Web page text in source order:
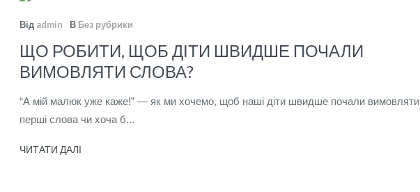
Від admin В Без рубрики
ЩО РОБИТИ, ЩОБ ДІТИ ШВИДШЕ ПОЧАЛИ
ВИМОВЛЯТИ СЛОВА?
“А мій малюк уже каже!” — як ми хочемо, щоб наші діти швидше почали вимовляти
перші слова чи хоча б...
ЧИТАТИ ДАЛІ